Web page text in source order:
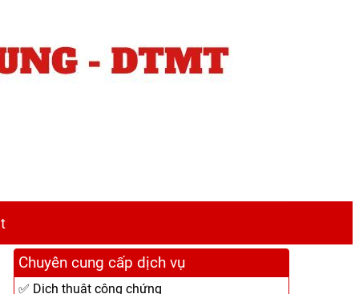
Chuyên cung cấp dịch vụ
✅ Dịch thuật công chứng